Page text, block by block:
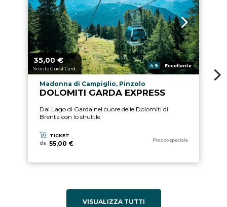
Prezzo a partire da
35,00 €
Sconto Guest Card
Valutazione:
4.9 Eccellente
Località esperienza
Madonna di Campiglio, Pinzolo
DOLOMITI GARDA EXPRESS
Dal Lago di Garda nel cuore delle Dolomiti di
Brenta con lo shuttle.
TICKET
da
55,00 €
Categoria esperienza
Prezzo speciale
VISUALIZZA TUTTI